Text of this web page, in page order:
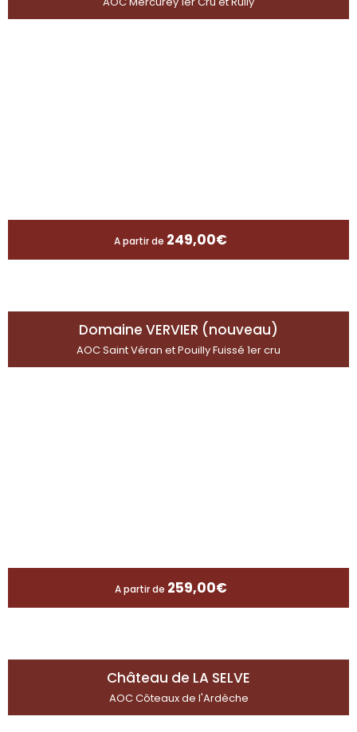
A partir de 249,00€
Domaine VERVIER (nouveau)
AOC Saint Véran et Pouilly Fuissé 1er cru
A partir de 259,00€
Château de LA SELVE
AOC Côteaux de l'Ardèche